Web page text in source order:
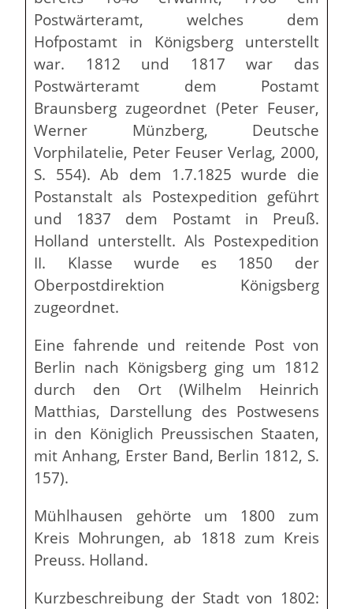
Postwärteramt, welches dem
Hofpostamt in Königsberg unterstellt
war. 1812 und 1817 war das
Postwärteramt dem Postamt
Braunsberg zugeordnet (Peter Feuser,
Werner Münzberg, Deutsche
Vorphilatelie, Peter Feuser Verlag, 2000,
S. 554). Ab dem 1.7.1825 wurde die
Postanstalt als Postexpedition geführt
und 1837 dem Postamt in Preuß.
Holland unterstellt. Als Postexpedition
II. Klasse wurde es 1850 der
Oberpostdirektion Königsberg
zugeordnet.
Eine fahrende und reitende Post von
Berlin nach Königsberg ging um 1812
durch den Ort (Wilhelm Heinrich
Matthias, Darstellung des Postwesens
in den Königlich Preussischen Staaten,
mit Anhang, Erster Band, Berlin 1812, S.
157).
Mühlhausen gehörte um 1800 zum
Kreis Mohrungen, ab 1818 zum Kreis
Preuss. Holland.
Kurzbeschreibung der Stadt von 1802: